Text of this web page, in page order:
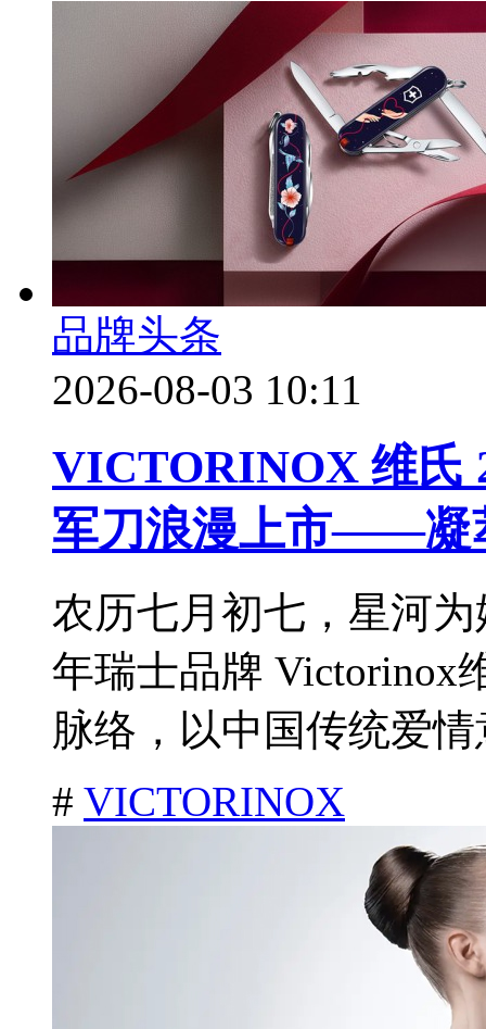
品牌头条
2026-08-03 10:11
VICTORINOX 维氏
军刀浪漫上市——凝
农历七月初七，星河
年瑞士品牌 Victorinox
脉络，以中国传统爱情
# VICTORINOX